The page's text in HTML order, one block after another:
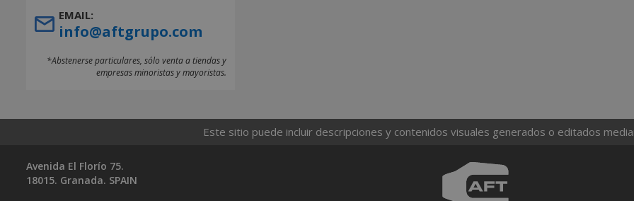
EMAIL:
info@aftgrupo.com
*Abstenerse particulares, sólo venta a tiendas y
empresas minoristas y mayoristas.
Este sitio puede incluir descripciones y contenidos visuales generados o editados
Avenida El Florío 75.
18015. Granada. SPAIN